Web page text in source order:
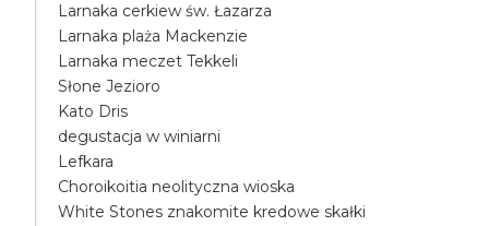
Larnaka cerkiew św. Łazarza
Larnaka plaża Mackenzie
Larnaka meczet Tekkeli
Słone Jezioro
Kato Dris
degustacja w winiarni
Lefkara
Choroikoitia neolityczna wioska
White Stones znakomite kredowe skałki